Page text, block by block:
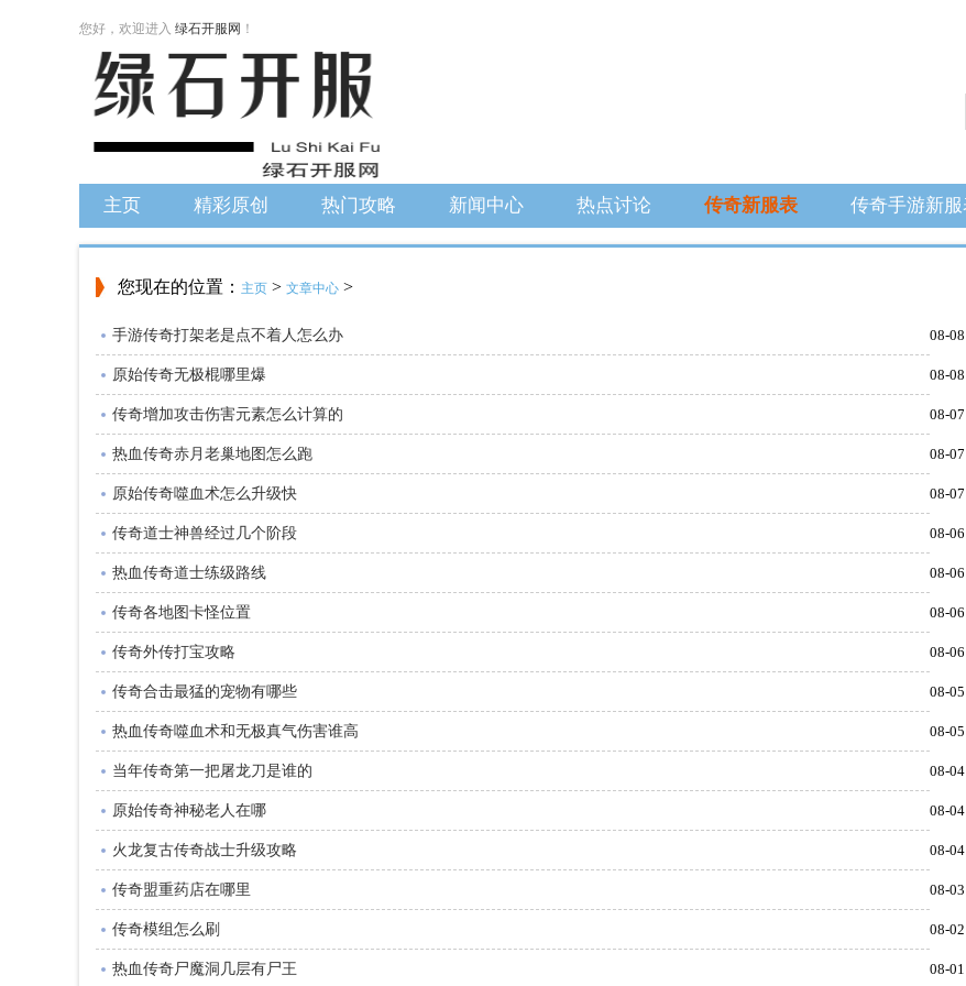
您好，欢迎进入 绿石开服网 ！
主页 精彩原创 热门攻略 新闻中心 热点讨论 传奇新服表 传奇手游新服
您现在的位置： 主页 > 文章中心 >
手游传奇打架老是点不着人怎么办 08-08
原始传奇无极棍哪里爆 08-08
传奇增加攻击伤害元素怎么计算的 08-07
热血传奇赤月老巢地图怎么跑 08-07
原始传奇噬血术怎么升级快 08-07
传奇道士神兽经过几个阶段 08-06
热血传奇道士练级路线 08-06
传奇各地图卡怪位置 08-06
传奇外传打宝攻略 08-06
传奇合击最猛的宠物有哪些 08-05
热血传奇噬血术和无极真气伤害谁高 08-05
当年传奇第一把屠龙刀是谁的 08-04
原始传奇神秘老人在哪 08-04
火龙复古传奇战士升级攻略 08-04
传奇盟重药店在哪里 08-03
传奇模组怎么刷 08-02
热血传奇尸魔洞几层有尸王 08-01